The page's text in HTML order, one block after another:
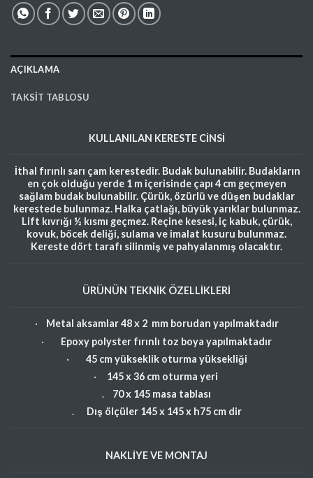
AÇIKLAMA
TAKSIT TABLOSU
KULLANILAN KERESTE CİNSİ
İthal fırınlı sarı çam kerestedir. Budak bulunabilir. Budakların
en çok olduğu yerde 1 m içerisinde çapı 4 cm geçmeyen
sağlam budak bulunabilir. Çürük, özürlü ve düşen budaklar
kerestede bulunmaz. Halka çatlağı, büyük yarıklar bulunmaz.
Lift kıvrığı ½ kısmı geçmez. Reçine kesesi, iç kabuk, çürük,
kovuk, böcek deliği, sulama ve imalat kusuru bulunmaz.
Kereste dört tarafı silinmiş ve pahyalanmış olacaktır.
ÜRÜNÜN TEKNİK ÖZELLİKLERİ
· Metal aksamlar 48 x 2 mm borudan yapılmaktadır
· Epoxy polyster fırınlı toz boya yapılmaktadır
· 45 cm yükseklik oturma yüksekliği
· 145 x 36 cm oturma yeri
.
70 x 145 masa tablası
.
Dış ölçüler 145 x 145 x h75 cm dir
NAKLİYE VE MONTAJ